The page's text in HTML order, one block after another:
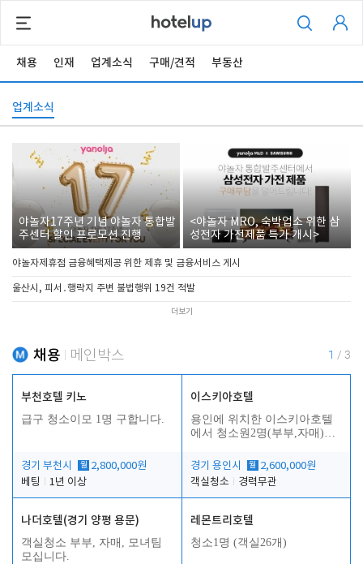
채용 인재 업계소식 구매/견적 부동산
업계소식
야놀자17주년 기념 야놀자 통합발
주센터 할인 프로모션 진행
<야놀자 MRO, 숙박업소 위한 삼
성전자 가전제품 특가 개시>
야놀자제휴점 금융혜택제공 위한 제휴 및 금융서비스 게시
울산시, 피서․행락지 주변 불법행위 19건 적발
더보기
채용 메인박스 1 / 3
부천호텔 키노
급구 청소이모 1명 구합니다.
경기 부천시 월 2,800,000원
베팅
1년 이상
이스키아호텔
용인에 위치한 이스키아호텔
에서 청소원2명(부부,자매)을
경기 용인시
월 2,600,000원
객실청소
경력무관
나더호텔(경기 양평 용문)
객실청소 부부, 자매, 모녀팀
모십니다.
레몬트리호텔
청소1명 (객실26개)